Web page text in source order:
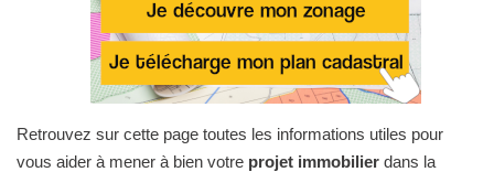
Retrouvez sur cette page toutes les informations utiles pour
vous aider à mener à bien votre projet immobilier dans la